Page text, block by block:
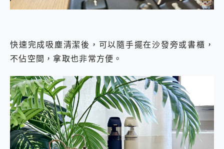
快速完成吸塵清潔後，可以隨手擺在沙發旁或書櫃，
不佔空間，拿取也非常方便。